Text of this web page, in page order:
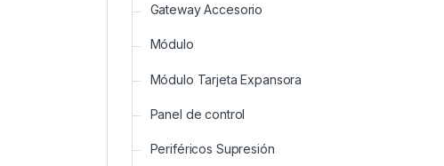
Gateway Accesorio
Módulo
Módulo Tarjeta Expansora
Panel de control
Periféricos Supresión